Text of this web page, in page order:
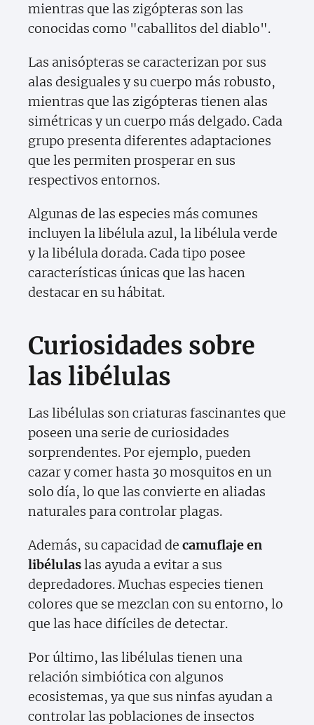
mientras que las zigópteras son las
conocidas como "caballitos del diablo".
Las anisópteras se caracterizan por sus
alas desiguales y su cuerpo más robusto,
mientras que las zigópteras tienen alas
simétricas y un cuerpo más delgado. Cada
grupo presenta diferentes adaptaciones
que les permiten prosperar en sus
respectivos entornos.
Algunas de las especies más comunes
incluyen la libélula azul, la libélula verde
y la libélula dorada. Cada tipo posee
características únicas que las hacen
destacar en su hábitat.
Curiosidades sobre
las libélulas
Las libélulas son criaturas fascinantes que
poseen una serie de curiosidades
sorprendentes. Por ejemplo, pueden
cazar y comer hasta 30 mosquitos en un
solo día, lo que las convierte en aliadas
naturales para controlar plagas.
Además, su capacidad de camuflaje en
libélulaslas ayuda a evitar a sus
depredadores. Muchas especies tienen
colores que se mezclan con su entorno, lo
que las hace difíciles de detectar.
Por último, las libélulas tienen una
relación simbiótica con algunos
ecosistemas, ya que sus ninfas ayudan a
controlar las poblaciones de insectos